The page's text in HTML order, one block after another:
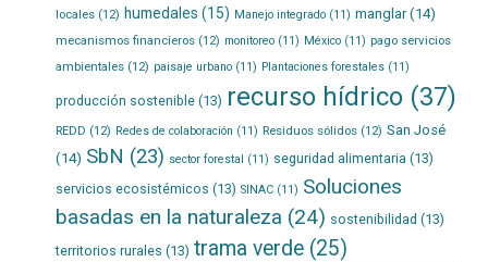
locales(12) humedales (15) Manejo integrado(11) manglar(14)
mecanismos financieros(12) monitoreo(11) México(11) pago servicios
ambientales(12) paisaje urbano(11) Plantaciones forestales(11)
producción sostenible(13) recurso hídrico(37)
REDD (12) Redes de colaboración (11) Residuos sólidos(12) San José
(14) SbN (23) sector forestal (11) seguridad alimentaria (13)
servicios ecosistémicos (13) SINAC(11) Soluciones
basadas en la naturaleza (24) sostenibilidad (13)
territorios rurales (13) trama verde(25)